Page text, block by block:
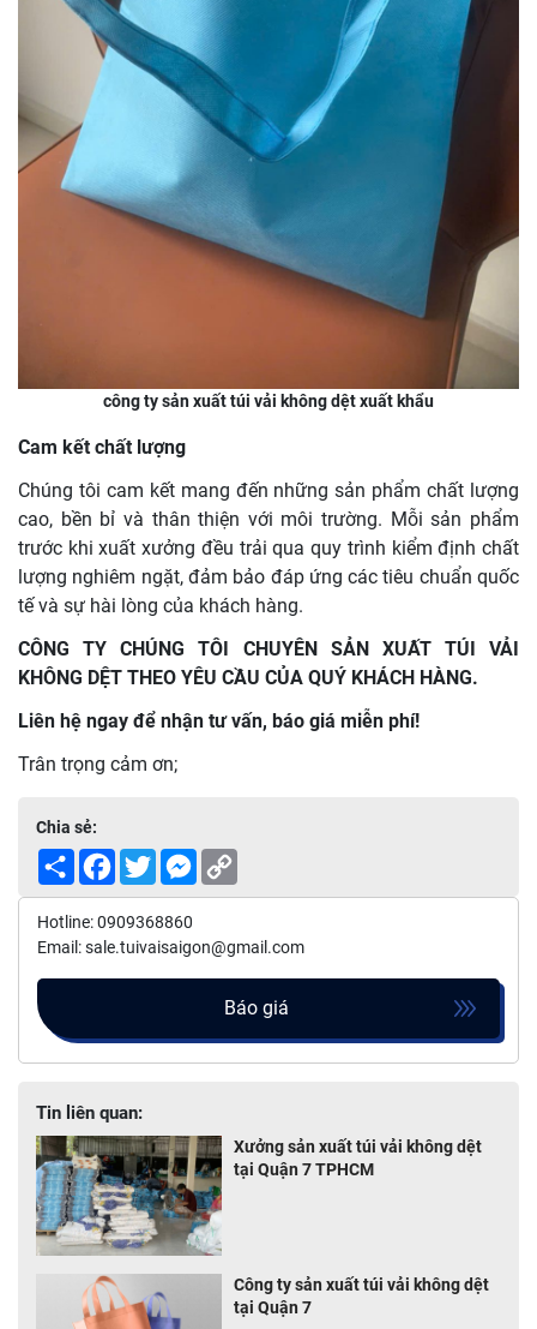
công ty sản xuất túi vải không dệt xuất khẩu
Cam kết chất lượng
Chúng tôi cam kết mang đến những sản phẩm chất lượng
cao, bền bỉ và thân thiện với môi trường. Mỗi sản phẩm
trước khi xuất xưởng đều trải qua quy trình kiểm định chất
lượng nghiêm ngặt, đảm bảo đáp ứng các tiêu chuẩn quốc
tế và sự hài lòng của khách hàng.
CÔNG TY CHÚNG TÔI CHUYÊN SẢN XUẤT TÚI VẢI
KHÔNG DỆT THEO YÊU CẦU CỦA QUÝ KHÁCH HÀNG.
Liên hệ ngay để nhận tư vấn, báo giá miễn phí!
Trân trọng cảm ơn;
Chia sẻ:
Share Facebook
TwitterMessenger
Hotline: 0909368860
Email: sale.tuivaisaigon@gmail.com
Báo giá
Tin liên quan:
Xưởng sản xuất túi vải không dệt
tại Quận 7 TPHCM
Công ty sản xuất túi vải không dệt
tại Quận 7